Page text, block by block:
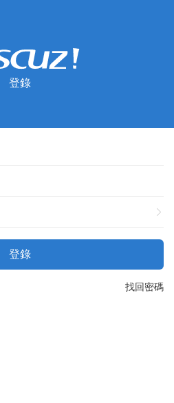
登錄
登錄
找回密碼